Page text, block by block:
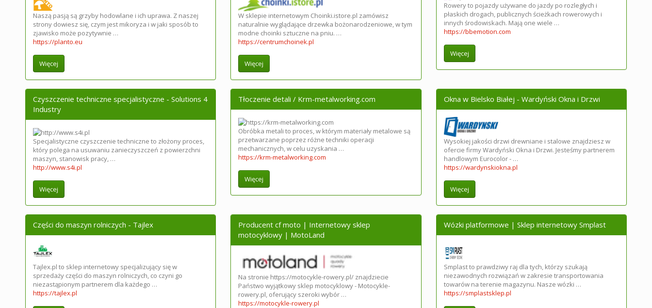
Naszą pasją są grzyby hodowlane i ich uprawa. Z naszej
strony dowiesz się, czym jest mikoryza i w jaki sposób to
zjawisko może pozytywnie …
https://planto.eu
Więcej
W sklepie internetowym Choinki.istore.pl zamówisz
naturalnie wyglądające drzewka bożonarodzeniowe, w tym
modne choinki sztuczne na pniu. …
https://centrumchoinek.pl
Więcej
Rowery to pojazdy używane do jazdy po rozległych i
płaskich drogach, publicznych ścieżkach rowerowych i
innych środowiskach. Mają one wiele …
https://bbemotion.com
Więcej
Czyszczenie techniczne specjalistyczne - Solutions 4
Industry
Specjalistyczne czyszczenie techniczne to złożony proces,
który polega na usuwaniu zanieczyszczeń z powierzchni
maszyn, stanowisk pracy, …
http://www.s4i.pl
Więcej
Tłoczenie detali / Krm-metalworking.com
Obróbka metali to proces, w którym materiały metalowe są
przetwarzane poprzez różne techniki operacji
mechanicznych, w celu uzyskania …
https://krm-metalworking.com
Więcej
Okna w Bielsko Białej - Wardyński Okna i Drzwi
Wysokiej jakości drzwi drewniane i stalowe znajdziesz w
ofercie firmy Wardyński Okna i Drzwi. Jesteśmy partnerem
handlowym Eurocolor - …
https://wardynskiokna.pl
Więcej
Części do maszyn rolniczych - Tajlex
Tajlex.pl to sklep internetowy specjalizujący się w
sprzedaży części do maszyn rolniczych, co czyni go
niezastąpionym partnerem dla każdego …
https://tajlex.pl
Producent cf moto | Internetowy sklep
motocyklowy | MotoLand
Na stronie https://motocykle-rowery.pl/ znajdziecie
Państwo wyjątkowy sklep motocyklowy - Motocykle-
rowery.pl, oferujący szeroki wybór …
https://motocykle-rowery.pl
Wózki platformowe | Sklep internetowy Smplast
Smplast to prawdziwy raj dla tych, którzy szukają
niezawodnych rozwiązań w zakresie transportowania
towarów na terenie magazynu. Nasze wózki …
https://smplastsklep.pl